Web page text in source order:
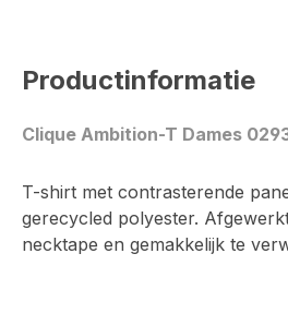
Productinformatie
Clique Ambition-T Dames
T-shirt met contrasterende
gerecycled polyester.
necktape en gemakkelijk te